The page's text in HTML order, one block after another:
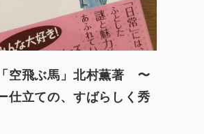
空飛ぶ馬」北村薫著 〜
仕立ての、すばらしく秀